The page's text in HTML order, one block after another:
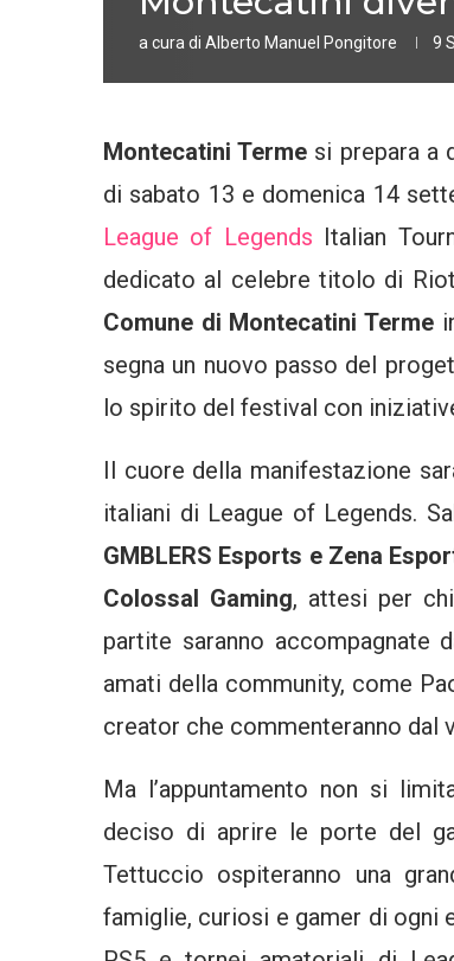
a cura di Alberto Manuel Pongitore 9
Montecatini Terme si prepara a
di sabato 13 e domenica 14
League of Legends Italian
dedicato al celebre titolo di
Comune di Montecatini Terme
segna un nuovo passo del
lo spirito del festival con
Il cuore della manifestazione
italiani di League of Legends.
GMBLERS Esports e Zena
Colossal Gaming, attesi per
partite saranno
amati della community, come
creator che commenteranno dal
Ma l’appuntamento non si
deciso di aprire le porte del
Tettuccio ospiteranno una
famiglie, curiosi e gamer di ogni